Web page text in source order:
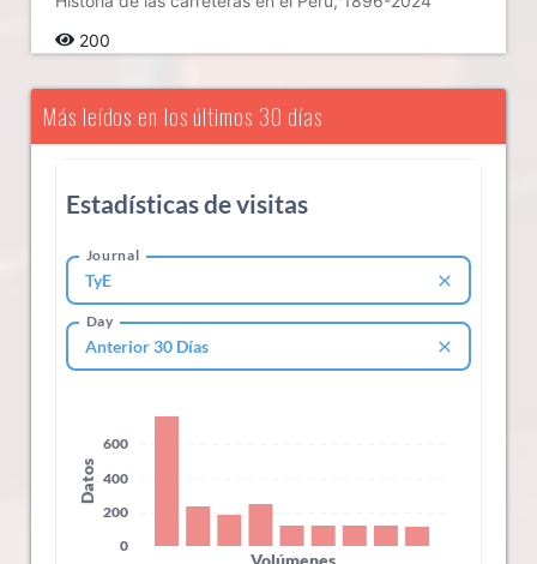
200
Más leídos en los últimos 30 días